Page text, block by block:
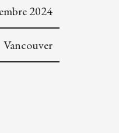
2024
Vancouver